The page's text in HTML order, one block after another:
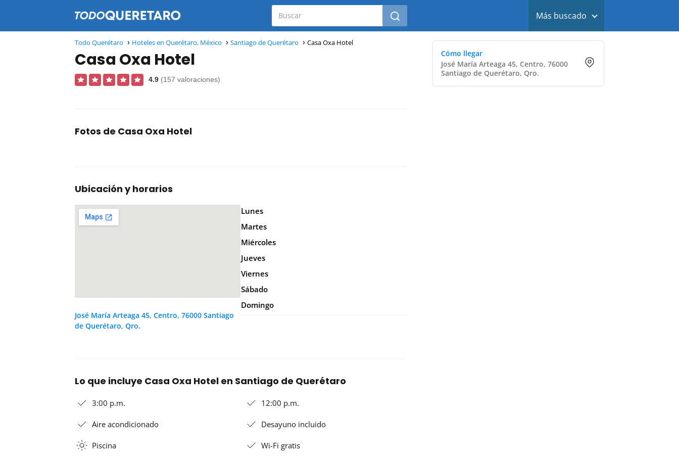
Más buscado
Todo Querétaro Hoteles en Querétaro, México Santiago de Querétaro Casa Oxa Hotel
Casa Oxa Hotel
4.9 (157 valoraciones)
Fotos de Casa Oxa Hotel
Ubicación y horarios
José María Arteaga 45, Centro, 76000 Santiago
de Querétaro, Qro.
Lunes
Martes
Miércoles
Jueves
Viernes
Sábado
Domingo
Lo que incluye Casa Oxa Hotel en Santiago de Querétaro
3:00 p.m. 12:00 p.m.
Aire acondicionado Desayuno incluido
Piscina Wi-Fi gratis
Cómo llegar
José María Arteaga 45, Centro, 76000
Santiago de Querétaro, Qro.